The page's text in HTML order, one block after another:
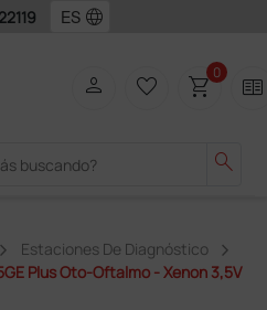
language
search
person favorite_border shopping_cart0 two_pager
Estaciones De Diagnóstico
Plus Oto-Oftalmo - Xenon 3,5V